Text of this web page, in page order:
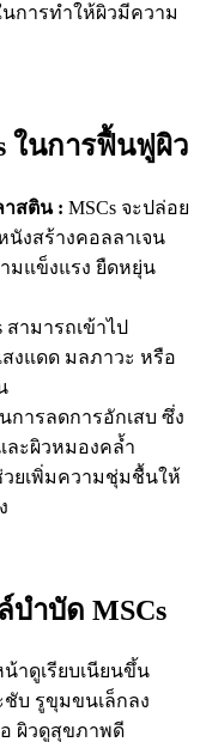
การทำให้ผิวมีความ
ในการฟื้นฟูผิว
าสติน : MSCs จะปล่อย
นังสร้างคอลลาเจน
มแข็งแรง ยืดหยุ่น
สามารถเข้าไป
งแดด มลภาวะ หรือ
ารลดการอักเสบ ซึ่ง
ละผิวหมองคล้ำ
วยเพิ่มความชุ่มชื้นให้
บำบัด MSCs
าดูเรียบเนียนขึ้น
บ รูขุมขนเล็กลง
ผิวดูสุขภาพดี